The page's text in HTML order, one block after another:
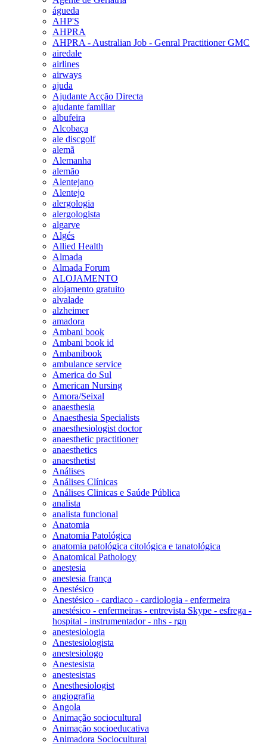
águeda
AHP'S
AHPRA
AHPRA - Australian Job - Genral Practitioner GMC
airedale
airlines
airways
ajuda
Ajudante Acção Directa
ajudante familiar
albufeira
Alcobaça
ale discgolf
alemã
Alemanha
alemão
Alentejano
Alentejo
alergologia
alergologista
algarve
Algés
Allied Health
Almada
Almada Forum
ALOJAMENTO
alojamento gratuito
alvalade
alzheimer
amadora
Ambani book
Ambani book id
Ambanibook
ambulance service
America do Sul
American Nursing
Amora/Seixal
anaesthesia
Anaesthesia Specialists
anaesthesiologist doctor
anaesthetic practitioner
anaesthetics
anaesthetist
Análises
Análises Clínicas
Análises Clinicas e Saúde Pública
analista
analista funcional
Anatomia
Anatomia Patológica
anatomia patológica citológica e tanatológica
Anatomical Pathology
anestesia
anestesia frança
Anestésico
Anestésico - cardiaco - cardiologia - enfermeira
anestésico - enfermeiras - entrevista Skype - esfrega -
hospital - instrumentador - nhs - rgn
anestesiologia
Anestesiologista
anestesiologo
Anestesista
anestesistas
Anesthesiologist
angiografia
Angola
Animação sociocultural
Animação socioeducativa
Animadora Sociocultural